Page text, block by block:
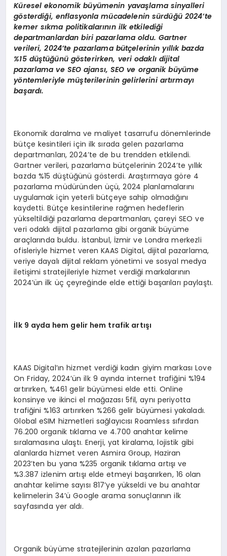
Küresel ekonomik büyümenin yavaşlama sinyalleri
gösterdiği, enflasyonla mücadelenin sürdüğü 2024’te
kemer sıkma politikalarının ilk etkilediği
departmanlardan biri pazarlama oldu. Gartner
verileri, 2024’te pazarlama bütçelerinin yıllık bazda
%15 düştüğünü gösterirken, veri odaklı dijital
pazarlama ve SEO ajansı, SEO ve organik büyüme
yöntemleriyle müşterilerinin gelirlerini artırmayı
başardı.
Ekonomik daralma ve maliyet tasarrufu dönemlerinde
bütçe kesintileri için ilk sırada gelen pazarlama
departmanları, 2024’te de bu trendden etkilendi.
Gartner verileri, pazarlama bütçelerinin 2024’te yıllık
bazda %15 düştüğünü gösterdi. Araştırmaya göre 4
pazarlama müdüründen üçü, 2024 planlamalarını
uygulamak için yeterli bütçeye sahip olmadığını
kaydetti. Bütçe kesintilerine rağmen hedeflerin
yükseltildiği pazarlama departmanları, çareyi SEO ve
veri odaklı dijital pazarlama gibi organik büyüme
araçlarında buldu. İstanbul, İzmir ve Londra merkezli
ofisleriyle hizmet veren KAAS Digital, dijital pazarlama,
veriye dayalı dijital reklam yönetimi ve sosyal medya
iletişimi stratejileriyle hizmet verdiği markalarının
2024’ün ilk üç çeyreğinde elde ettiği başarıları paylaştı.
İlk 9 ayda hem gelir hem trafik artışı
KAAS Digital’ın hizmet verdiği kadın giyim markası Love
On Friday, 2024’ün ilk 9 ayında internet trafiğini %194
artırırken, %461 gelir büyümesi elde etti. Online
konsinye ve ikinci el mağazası 5fil, aynı periyotta
trafiğini %163 artırırken %266 gelir büyümesi yakaladı.
Global eSIM hizmetleri sağlayıcısı Roamless sıfırdan
76.200 organik tıklama ve 4.700 anahtar kelime
sıralamasına ulaştı. Enerji, yat kiralama, lojistik gibi
alanlarda hizmet veren Asmira Group, Haziran
2023’ten bu yana %235 organik tıklama artışı ve
%3.387 izlenim artışı elde etmeyi başarırken, 16 olan
anahtar kelime sayısı 817’ye yükseldi ve bu anahtar
kelimelerin 34’ü Google arama sonuçlarının ilk
sayfasında yer aldı.
Organik büyüme stratejilerinin azalan pazarlama